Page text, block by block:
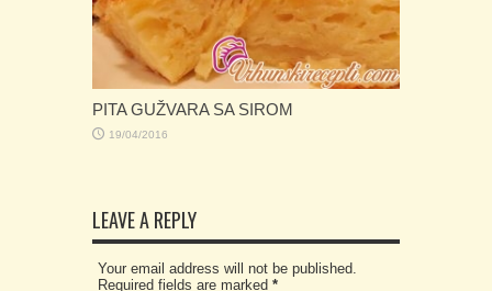
PITA GUŽVARA SA SIROM
19/04/2016
LEAVE A REPLY
Your email address will not be published.
Required fields are marked *